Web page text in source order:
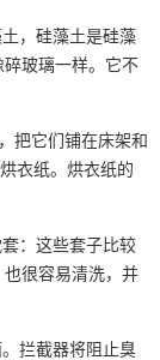
，硅藻土是硅藻
玻璃一样。它不
把它们铺在床架和
衣纸。烘衣纸的
：这些套子比较
很容易清洗，并
拦截器将阻止臭